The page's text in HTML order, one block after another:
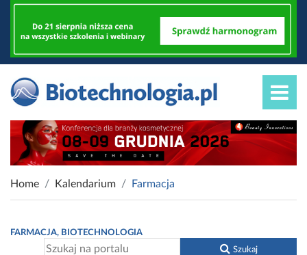
Home Kalendarium Farmacja
FARMACJA, BIOTECHNOLOGIA
Szukaj